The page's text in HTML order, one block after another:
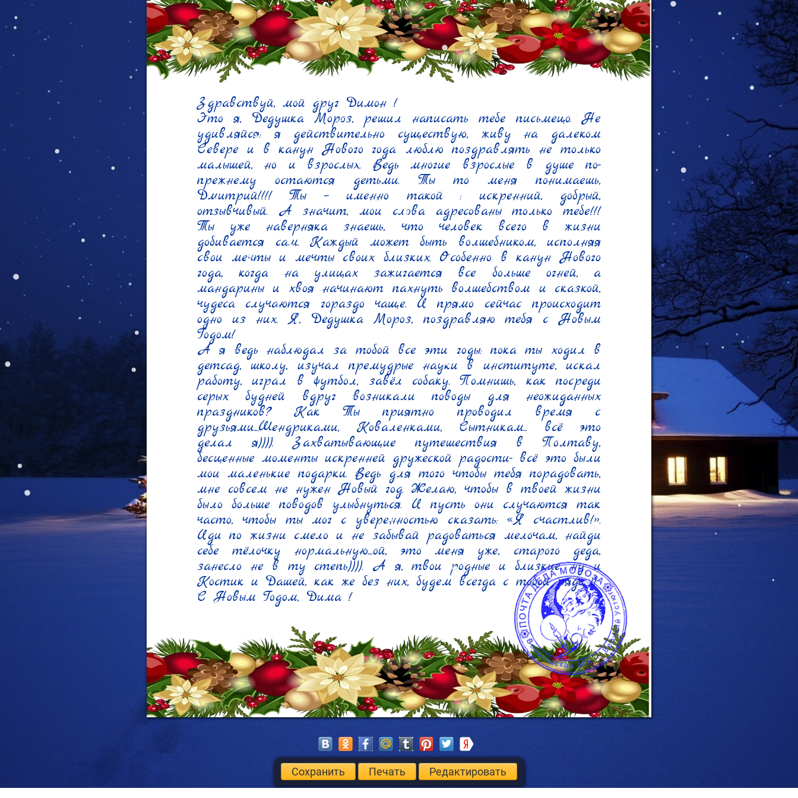
Здравствуй, мой друг Димон !
Это я, Дедушка Мороз, решил написать тебе письмецо. Не
удивляйся: я действительно существую, живу на далеком
Севере и в канун Нового года люблю поздравлять не только
малышей, но и взрослых. Ведь многие взрослые в душе по-
прежнему остаются детьми. Ты то меня понимаешь,
Дмитрий!!!! Ты – именно такой : искренний, добрый,
отзывчивый. А значит, мои слова адресованы только тебе!!!
Ты уже наверняка знаешь, что человек всего в жизни
добивается сам. Каждый может быть волшебником, исполняя
свои мечты и мечты своих близких. Особенно в канун Нового
года, когда на улицах зажигается все больше огней, а
мандарины и хвоя начинают пахнуть волшебством и сказкой,
чудеса случаются гораздо чаще. И прямо сейчас происходит
одно из них. Я, Дедушка Мороз, поздравляю тебя с Новым
Годом!
А я ведь наблюдал за тобой все эти годы: пока ты ходил в
детсад, школу, изучал премудрые науки в институте, искал
работу, играл в футбол, завёл собаку. Помнишь, как посреди
серых будней вдруг возникали поводы для неожиданных
праздников? Как Ты приятно проводил время с
друзьями....Шендриками, Коваленками, Сытникам... всё это
делал я)))). Захватывающие путешествия в Полтаву,
бесценные моменты искренней дружеской радости- всё это были
мои маленькие подарки. Ведь для того чтобы тебя порадовать,
мне совсем не нужен Новый год. Желаю, чтобы в твоей жизни
было больше поводов улыбнуться. И пусть они случаются так
часто, чтобы ты мог с уверенностью сказать: «Я счастлив!».
Иди по жизни смело и не забывай радоваться мелочам, найди
себе тёлочку нормальную....ой, это меня уже, старого деда,
занесло не в ту степь)))). А я, твои родные и близкие, ну и
Костик и Дашей, как же без них, будем всегда с тобой рядом!
С Новым Годом, Дима !
Сохранить Печать Редактировать